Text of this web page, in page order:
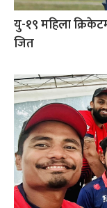
यु-१९ महिला
जित